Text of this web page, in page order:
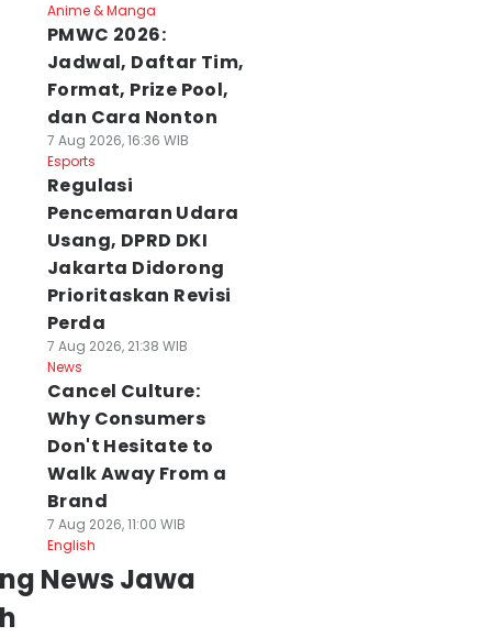
Anime & Manga
PMWC 2026:
Jadwal, Daftar Tim,
Format, Prize Pool,
dan Cara Nonton
7 Aug 2026, 16:36 WIB
Esports
Regulasi
Pencemaran Udara
Usang, DPRD DKI
Jakarta Didorong
Prioritaskan Revisi
Perda
7 Aug 2026, 21:38 WIB
News
Cancel Culture:
Why Consumers
Don't Hesitate to
Walk Away From a
Brand
7 Aug 2026, 11:00 WIB
English
News Jawa